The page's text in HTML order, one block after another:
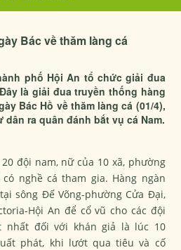
Bác về thăm làng cá
phố Hội An tổ chức giải đua
là giải đua truyền thống hàng
Bác Hồ về thăm làng cá (01/4),
ra quân đánh bắt vụ cá Nam.
đội nam, nữ của 10 xã, phường
nghề cá tham gia. Hàng ngàn
sông Đế Võng-phường Cửa Đại,
Hội An để cổ vũ cho các đội
nhất đối với khán giả là lúc 10
phát, khi lướt qua tiêu và cố